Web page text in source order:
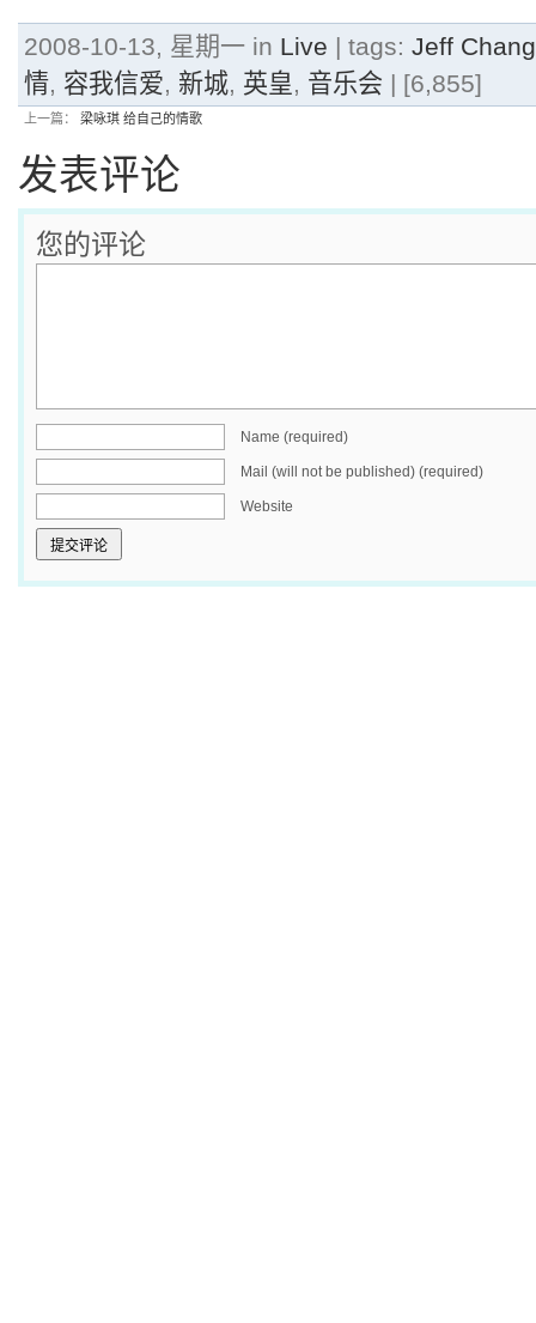
2008-10-13, 星期一 in Live | tags: Jeff
情, 容我信爱, 新城, 英皇, 音乐会 | [6,855]
上一篇： 梁咏琪 给自己的情歌
发表评论
您的评论
Name (required)
Mail (will not be published) (required)
Website